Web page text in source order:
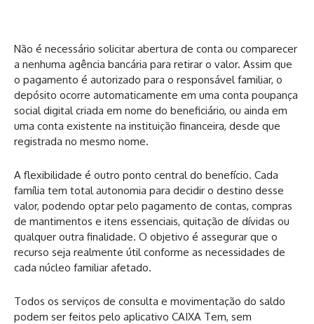
Não é necessário solicitar abertura de conta ou comparecer
a nenhuma agência bancária para retirar o valor. Assim que
o pagamento é autorizado para o responsável familiar, o
depósito ocorre automaticamente em uma conta poupança
social digital criada em nome do beneficiário, ou ainda em
uma conta existente na instituição financeira, desde que
registrada no mesmo nome.
A flexibilidade é outro ponto central do benefício. Cada
família tem total autonomia para decidir o destino desse
valor, podendo optar pelo pagamento de contas, compras
de mantimentos e itens essenciais, quitação de dívidas ou
qualquer outra finalidade. O objetivo é assegurar que o
recurso seja realmente útil conforme as necessidades de
cada núcleo familiar afetado.
Todos os serviços de consulta e movimentação do saldo
podem ser feitos pelo aplicativo CAIXA Tem, sem